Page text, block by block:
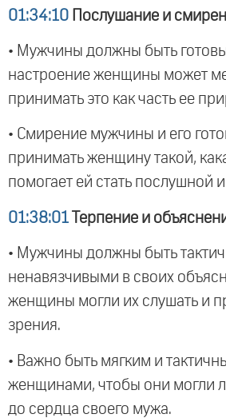
01:34:10 Послушание и
• Мужчины должны быть готовы
настроение женщины может
принимать это как часть ее
• Смирение мужчины и его
принимать женщину такой,
помогает ей стать послушной
01:38:01 Терпение и
• Мужчины должны быть
ненавязчивыми в своих
женщины могли их слушать и
зрения.
• Важно быть мягким и
женщинами, чтобы они могли
до сердца своего мужа.